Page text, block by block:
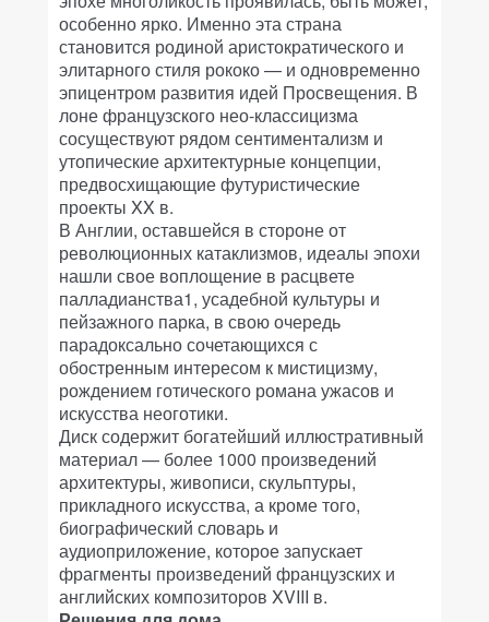
особенно ярко. Именно эта страна
становится родиной аристократического и
элитарного стиля рококо — и одновременно
эпицентром развития идей Просвещения. В
лоне французского нео-классицизма
сосуществуют рядом сентиментализм и
утопические архитектурные концепции,
предвосхищающие футуристические
проекты XX в.
В Англии, оставшейся в стороне от
революционных катаклизмов, идеалы эпохи
нашли свое воплощение в расцвете
палладианства1, усадебной культуры и
пейзажного парка, в свою очередь
парадоксально сочетающихся с
обостренным интересом к мистицизму,
рождением готического романа ужасов и
искусства неоготики.
Диск содержит богатейший иллюстративный
материал — более 1000 произведений
архитектуры, живописи, скульптуры,
прикладного искусства, а кроме того,
биографический словарь и
аудиоприложение, которое запускает
фрагменты произведений французских и
английских композиторов XVIII в.